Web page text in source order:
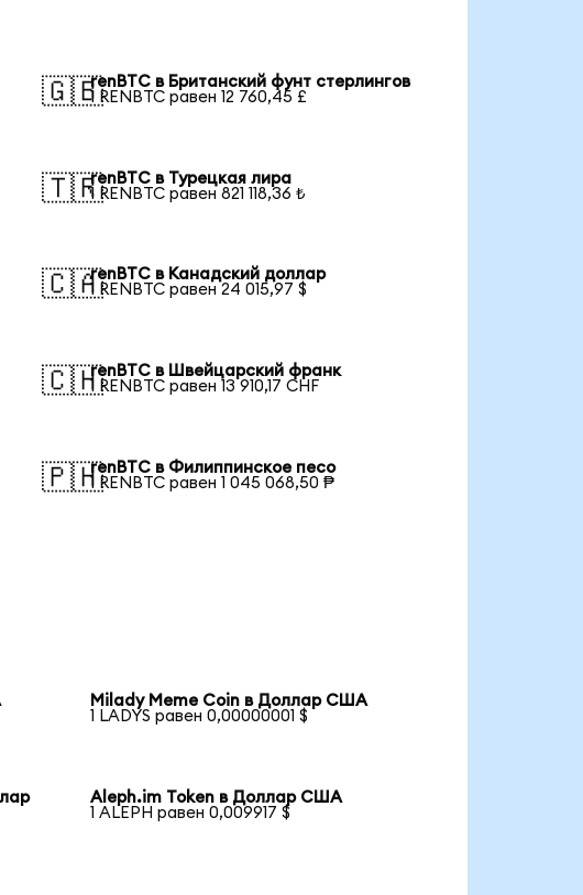
🇬🇧renBTC в Британский фунт стерлингов
1 RENBTC равен 12 760,45 £
🇹🇷renBTC в Турецкая лира
1 RENBTC равен 821 118,36 ₺
🇨🇦renBTC в Канадский доллар
1 RENBTC равен 24 015,97 $
🇨🇭renBTC в Швейцарский франк
1 RENBTC равен 13 910,17 CHF
🇵🇭renBTC в Филиппинское песо
1 RENBTC равен 1 045 068,50 ₱
Milady Meme Coin в Доллар США
1 LADYS равен 0,00000001 $
Aleph.im Token в Доллар США
1 ALEPH равен 0,009917 $